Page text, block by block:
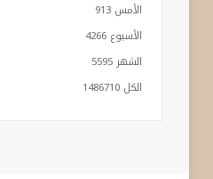
الأمس 913
الأسبوع 4266
الشهر 5595
الكل 1486710